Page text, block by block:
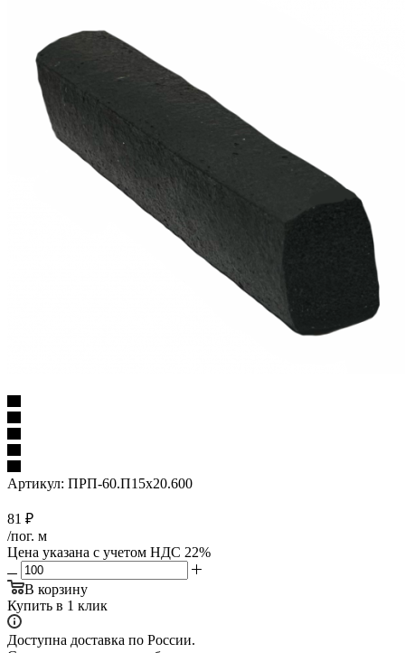
Артикул: ПРП-60.П15х20.600
81 ₽
/пог. м
Цена указана с учетом НДС 22%
В корзину
Купить в 1 клик
Доступна доставка по России.